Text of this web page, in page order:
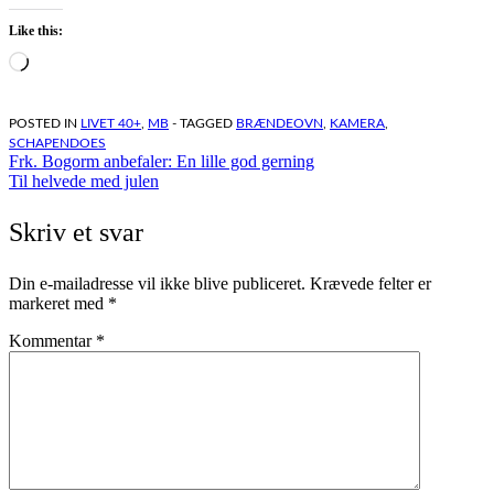
Like this:
Loading…
POSTED IN LIVET 40+, MB - TAGGED BRÆNDEOVN, KAMERA,
SCHAPENDOES
Indlægsnavigation
Frk. Bogorm anbefaler: En lille god gerning
Til helvede med julen
Skriv et svar
Din e-mailadresse vil ikke blive publiceret. Krævede felter er
markeret med *
Kommentar *